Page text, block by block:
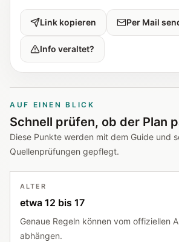
Link kopieren Per Mail
Info veraltet?
AUF EINEN BLICK
Schnell prüfen, ob der Plan
Diese Punkte werden mit dem Guide und
Quellenprüfungen gepflegt.
ALTER
etwa 12 bis 17
Genaue Regeln können vom offiziellen
abhängen.